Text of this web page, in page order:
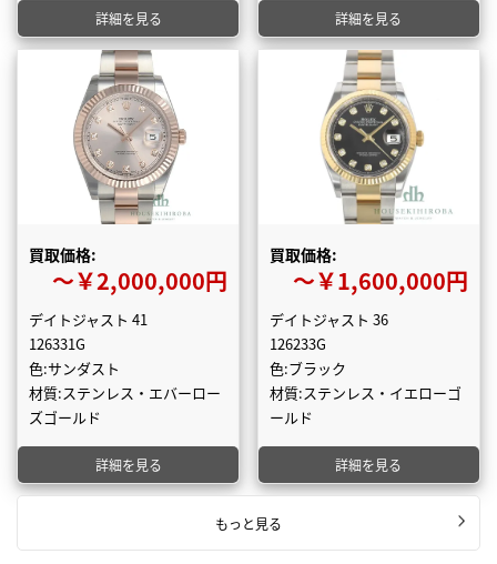
詳細を見る 詳細を見る
買取価格:
〜￥2,000,000円
デイトジャスト 41
126331G
色:サンダスト
材質:ステンレス・エバーロー
ズゴールド
詳細を見る
買取価格:
〜￥1,600,000円
デイトジャスト 36
126233G
色:ブラック
材質:ステンレス・イエローゴ
ールド
詳細を見る
もっと見る